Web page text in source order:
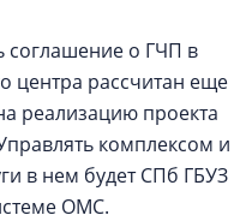
соглашение о ГЧП в
центра рассчитан еще
реализацию проекта
комплексом и
в нем будет СПб ГБУЗ
ОМС.